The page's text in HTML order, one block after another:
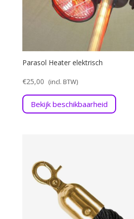
Parasol Heater elektrisch
€25,00
Bekijk beschikbaarheid